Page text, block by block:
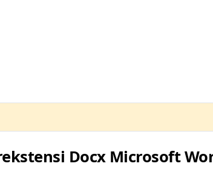
Docx Microsoft